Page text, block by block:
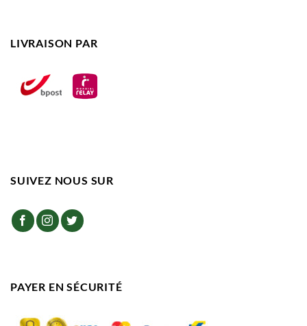
LIVRAISON PAR
SUIVEZ NOUS SUR
PAYER EN SÉCURITÉ